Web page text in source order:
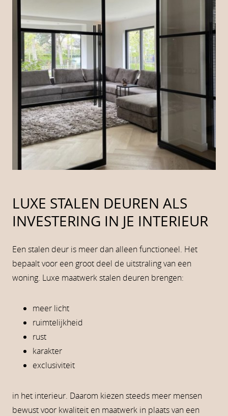
LUXE STALEN DEUREN ALS
INVESTERING IN JE INTERIEUR
Een stalen deur is meer dan alleen functioneel. Het
bepaalt voor een groot deel de uitstraling van een
woning. Luxe maatwerk stalen deuren brengen:
meer licht
ruimtelijkheid
rust
karakter
exclusiviteit
in het interieur. Daarom kiezen steeds meer mensen
bewust voor kwaliteit en maatwerk in plaats van een